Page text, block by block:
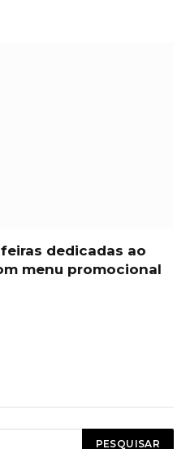
dedicadas ao
menu promocional